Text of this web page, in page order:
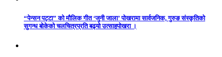
“पेन्सन पट्टा” को मौलिक गीत ‘जुनी जाला’ पोखरामा सार्वजनिक, गुरुङ संस्कृतिको
सुगन्ध बोकेको चलचित्रप्रति बढ्यो उत्साहपोखरा ।